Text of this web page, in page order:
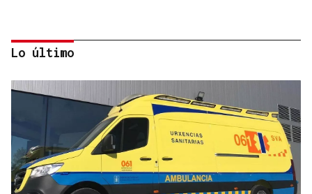
CANEDO
Lo último